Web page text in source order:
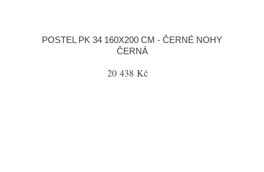
POSTEL PK 34 160X200 CM - ČERNÉ NOHY
ČERNÁ
20 438 Kč